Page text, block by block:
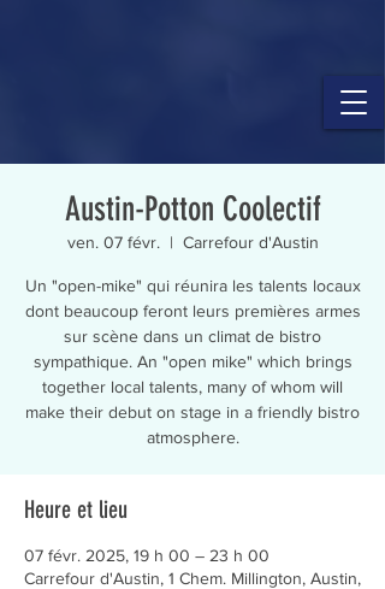
Austin-Potton Coolectif
ven. 07 févr.
  |
Carrefour d'Austin
Un "open-mike" qui réunira les talents locaux
dont beaucoup feront leurs premières armes
sur scène dans un climat de bistro
sympathique. An "open mike" which brings
together local talents, many of whom will
make their debut on stage in a friendly bistro
atmosphere.
Heure et lieu
07 févr. 2025, 19 h 00 – 23 h 00
Carrefour d'Austin, 1 Chem. Millington, Austin,